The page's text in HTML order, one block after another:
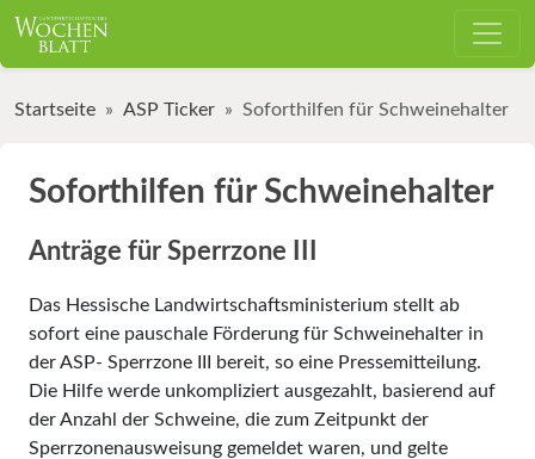
Startseite ASP Ticker Soforthilfen für Schweinehalter
Soforthilfen für Schweinehalter
Anträge für Sperrzone III
Das Hessische Landwirtschaftsministerium stellt ab
sofort eine pauschale Förderung für Schweinehalter in
der ASP- Sperrzone III bereit, so eine Pressemitteilung.
Die Hilfe werde unkompliziert ausgezahlt, basierend auf
der Anzahl der Schweine, die zum Zeitpunkt der
Sperrzonenausweisung gemeldet waren, und gelte